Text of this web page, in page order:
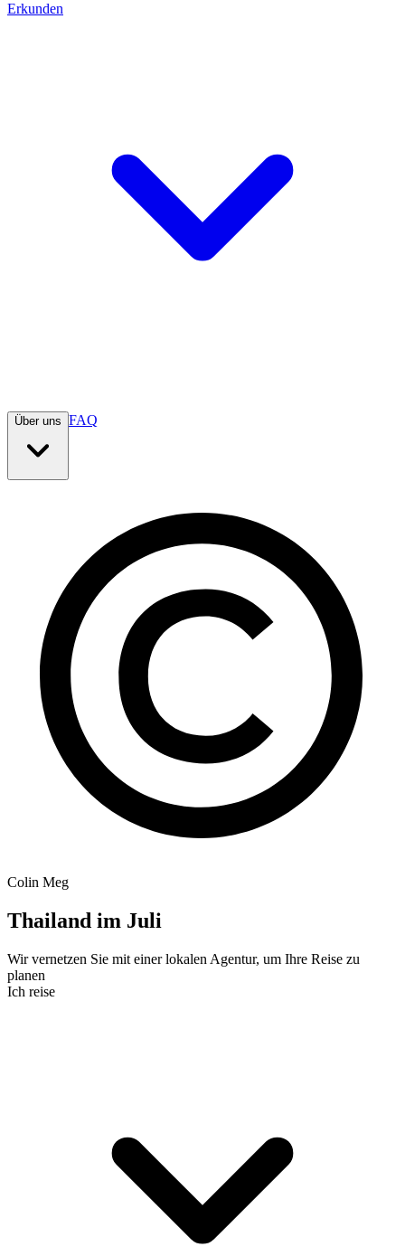
Erkunden
Über uns FAQ
Colin Meg
Thailand im Juli
Wir vernetzen Sie mit einer lokalen Agentur, um Ihre Reise zu
planen
Ich reise